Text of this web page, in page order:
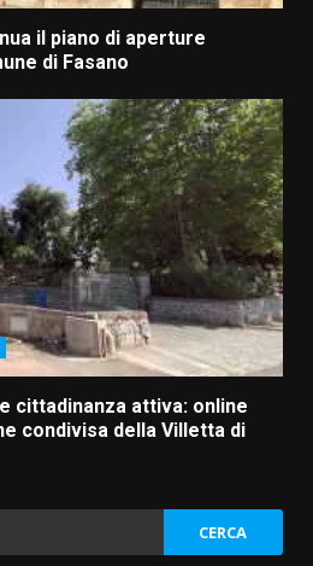
il piano di aperture
di Fasano
cittadinanza attiva: online
condivisa della Villetta di